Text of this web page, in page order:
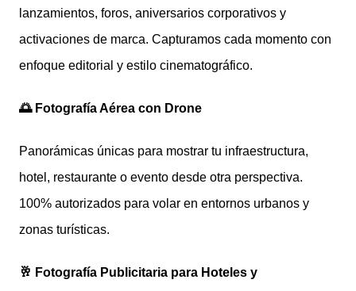
lanzamientos, foros, aniversarios corporativos y
activaciones de marca. Capturamos cada momento con
enfoque editorial y estilo cinematográfico.
🌅 Fotografía Aérea con Drone
Panorámicas únicas para mostrar tu infraestructura,
hotel, restaurante o evento desde otra perspectiva.
100% autorizados para volar en entornos urbanos y
zonas turísticas.
🥂 Fotografía Publicitaria para Hoteles y